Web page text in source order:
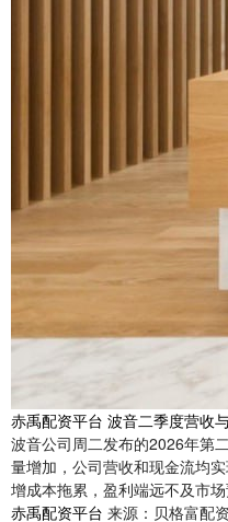
赤禹配资平台 波音二季度营收
波音公司周二发布的2026年第
量增加，公司营收和现金流均
增成本拖累，盈利端远不及市
赤禹配资平台 来源：贝格富配